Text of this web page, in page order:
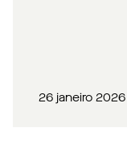
26 janeiro 2026